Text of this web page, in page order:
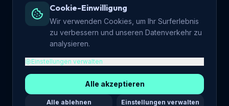
Cookie-Einwilligung
Wir verwenden Cookies, um Ihr Surferlebnis
zu verbessern und unseren Datenverkehr zu
analysieren.
Einstellungen verwalten
Alle akzeptieren
Alle ablehnen Einstellungen verwalten